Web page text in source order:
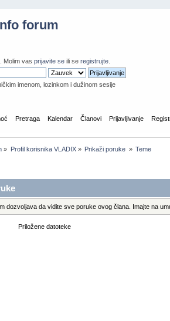
forum
. Molim vas prijavite se ili se registrujte
imenom, lozinkom i dužinom sesije
Pretraga Kalendar Članovi Prijavljivanje
» Profil korisnika VLADIX» Prikaži poruke » Teme
dozvoljava da vidite sve poruke ovog člana. Imajte na
Priložene datoteke